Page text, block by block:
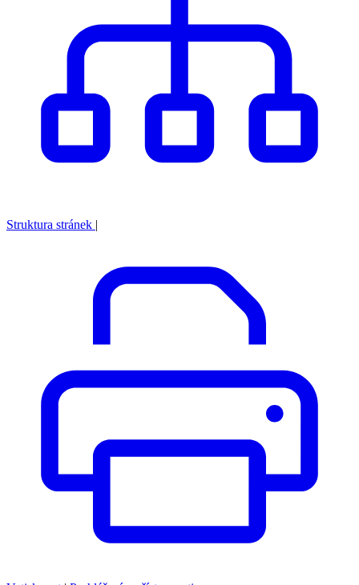
Struktura stránek |